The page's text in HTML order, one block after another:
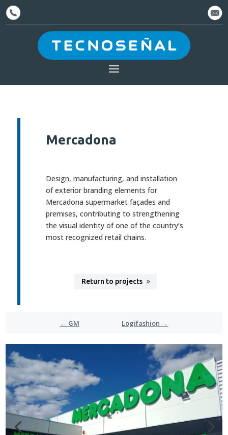
Mercadona
Design, manufacturing, and installation
of exterior branding elements for
Mercadona supermarket façades and
premises, contributing to strengthening
the visual identity of one of the country’s
most recognized retail chains.
Return to projects
← GM Logifashion →